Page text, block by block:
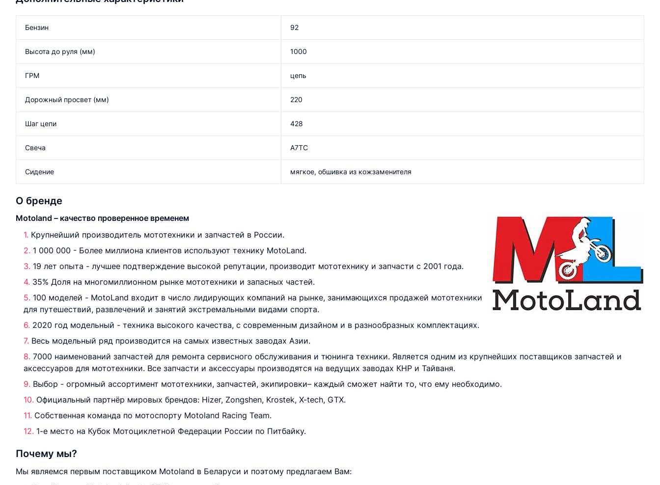
Бензин 92
Высота до руля (мм) 1000
ГРМ цепь
Дорожный просвет (мм) 220
Шаг цепи 428
Свеча A7TC
Сидение мягкое, обшивка из кожзаменителя
О бренде
Motoland – качество проверенное временем
Крупнейший производитель мототехники и запчастей в России.
1 000 000 - Более миллиона клиентов используют технику MotoLand.
19 лет опыта - лучшее подтверждение высокой репутации, производит мототехнику и запчасти с 2001 года.
35% Доля на многомиллионном рынке мототехники и запасных частей.
100 моделей - MotoLand входит в число лидирующих компаний на рынке, занимающихся продажей мототехники
для путешествий, развлечений и занятий экстремальными видами спорта.
2020 год модельный - техника высокого качества, с современным дизайном и в разнообразных комплектациях.
Весь модельный ряд производится на самых известных заводах Азии.
7000 наименований запчастей для ремонта сервисного обслуживания и тюнинга техники. Является одним из крупнейших поставщиков запчастей и
аксессуаров для мототехники. Все запчасти и аксессуары производятся на ведущих заводах КНР и Тайваня.
Выбор - огромный ассортимент мототехники, запчастей, экипировки– каждый сможет найти то, что ему необходимо.
Официальный партнёр мировых брендов: Hizer, Zongshen, Krostek, X-tech, GTX.
Собственная команда по мотоспорту Motoland Racing Team.
1-е место на Кубок Мотоциклетной Федерации России по Питбайку.
Почему мы?
Мы являемся первым поставщиком Motoland в Беларуси и поэтому предлагаем Вам: